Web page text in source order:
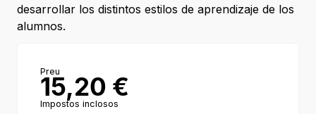
desarrollar los distintos estilos de aprendizaje de los
alumnos.
Preu
15,20 €
Impostos inclosos